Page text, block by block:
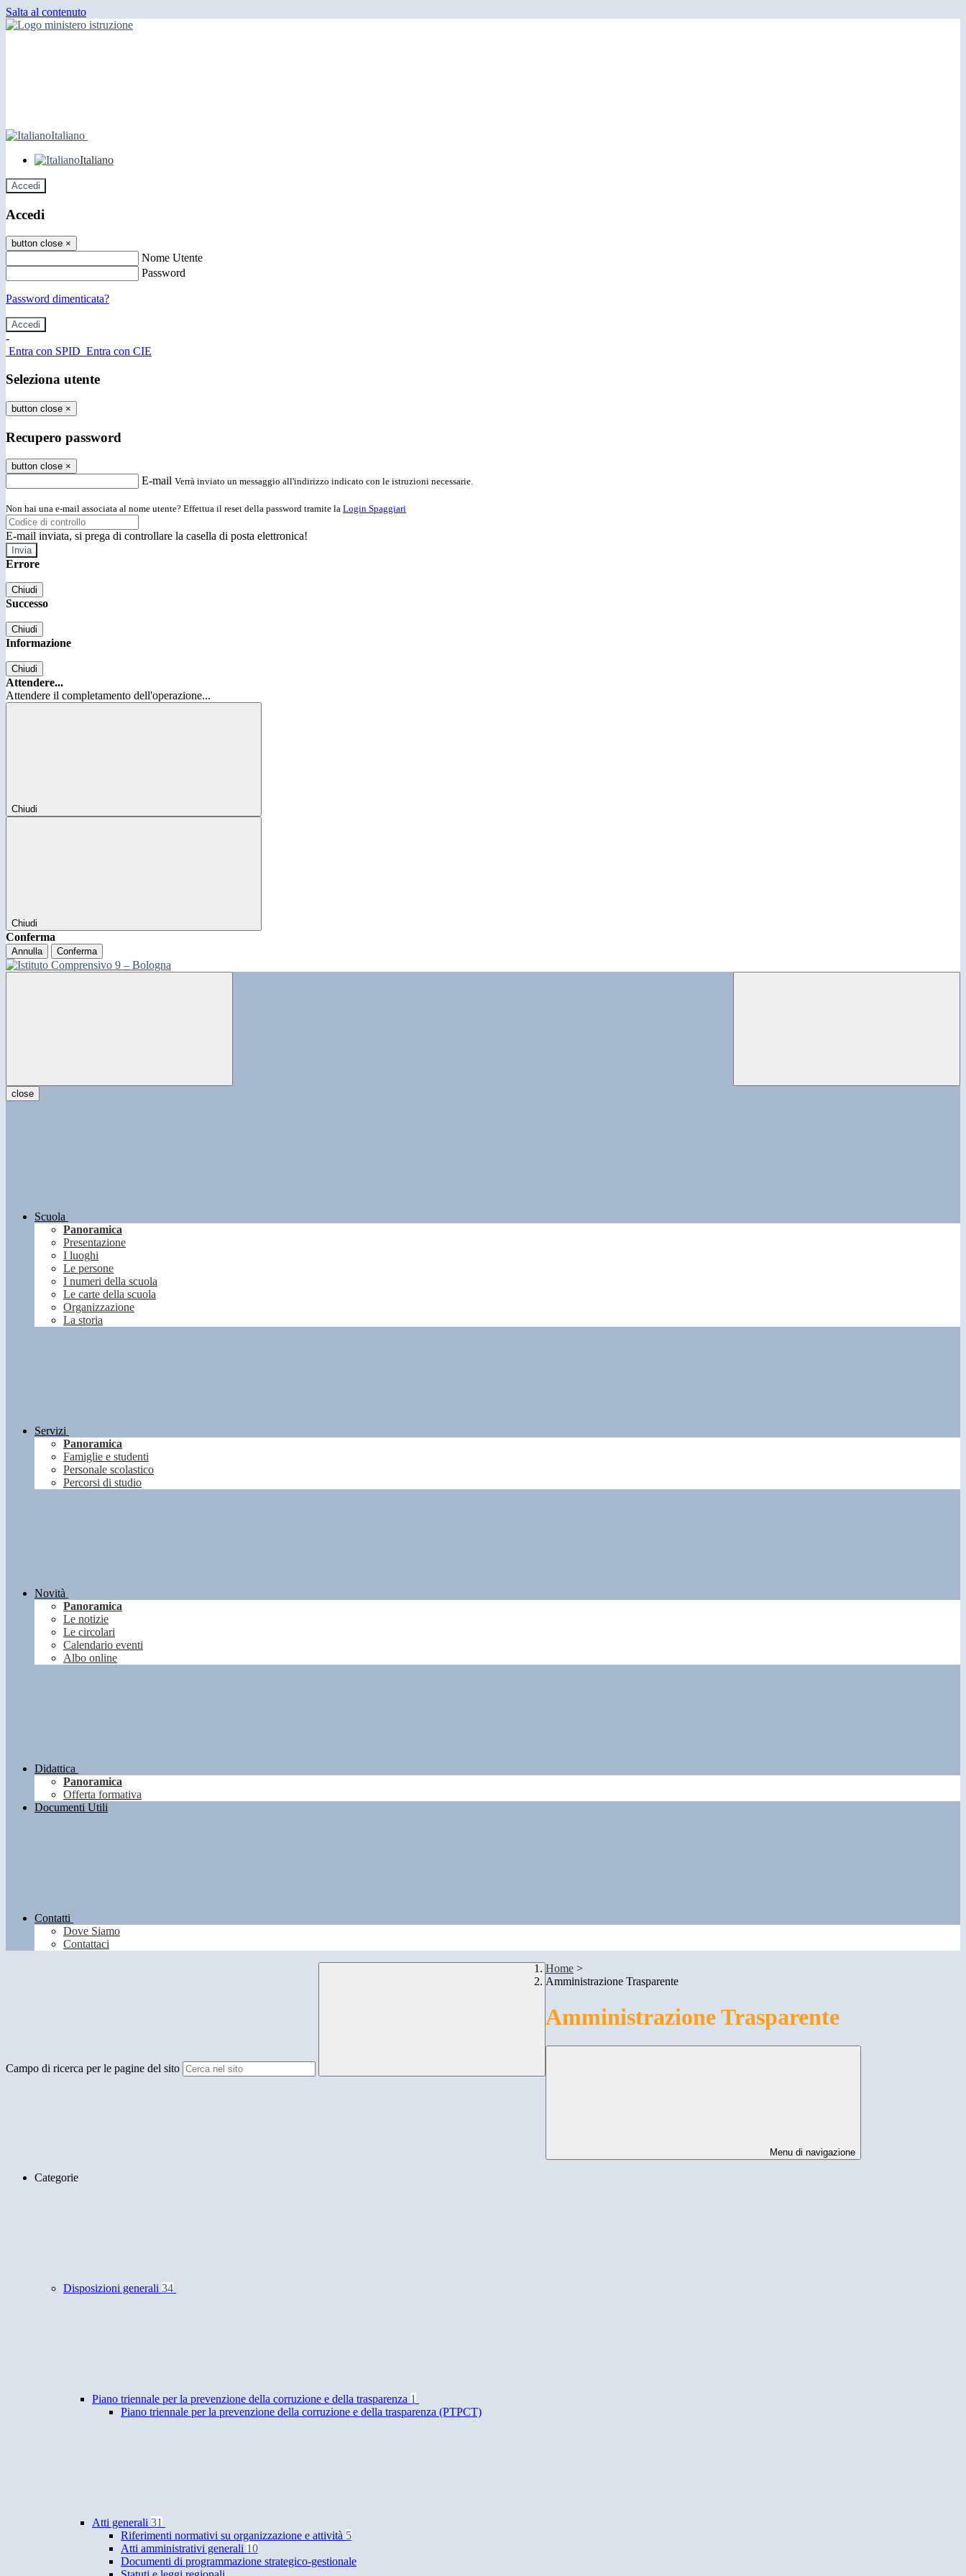
Salta al contenuto
Italiano
Italiano
Accedi
Accedi
button close ×
Nome Utente
Password
Password dimenticata?
-
Entra con SPID Entra con CIE
Seleziona utente
button close ×
Recupero password
button close ×
E-mail Verrà inviato un messaggio all'indirizzo indicato con le istruzioni necessarie.
Non hai una e-mail associata al nome utente? Effettua il reset della password tramite la Login Spaggiari
E-mail inviata, si prega di controllare la casella di posta elettronica!
Errore
Chiudi
Successo
Chiudi
Informazione
Chiudi
Attendere...
Attendere il completamento dell'operazione...
Chiudi
Chiudi
Conferma
Annulla Conferma
close
Scuola
Panoramica
Presentazione
I luoghi
Le persone
I numeri della scuola
Le carte della scuola
Organizzazione
La storia
Servizi
Panoramica
Famiglie e studenti
Personale scolastico
Percorsi di studio
Novità
Panoramica
Le notizie
Le circolari
Calendario eventi
Albo online
Didattica
Panoramica
Offerta formativa
Documenti Utili
Contatti
Dove Siamo
Contattaci
Campo di ricerca per le pagine del sito
Home >
Amministrazione Trasparente
Amministrazione Trasparente
Menu di navigazione
Categorie
Disposizioni generali 34
Piano triennale per la prevenzione della corruzione e della trasparenza 1
Piano triennale per la prevenzione della corruzione e della trasparenza (PTPCT)
Atti generali 31
Riferimenti normativi su organizzazione e attività 5
Atti amministrativi generali 10
Documenti di programmazione strategico-gestionale